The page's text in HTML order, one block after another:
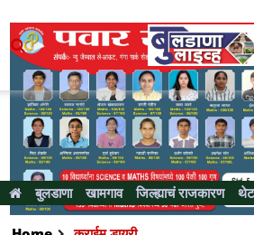
बुलडाणा खामगाव जिल्ह्याचं राजकारण